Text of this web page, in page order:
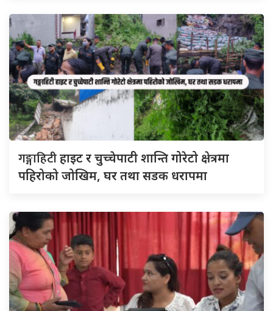
गङ्गाहिटीहाइट र चुच्चेपाटी शान्ति गोरेटो क्षेत्रमा
पहिरोको जोखिम, घर तथा सडक धरापमा